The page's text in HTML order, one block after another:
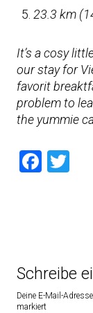
23.3 km
It’s a cosy
our stay for
favorit
problem to
the yummie
Schreibe
Deine E-Mail-
markiert